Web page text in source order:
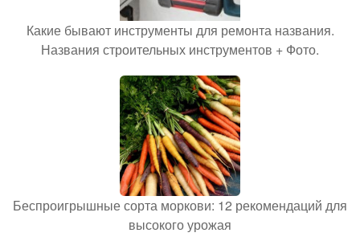
Какие бывают инструменты для ремонта названия.
Названия строительных инструментов + Фото.
Беспроигрышные сорта моркови: 12 рекомендаций для
высокого урожая